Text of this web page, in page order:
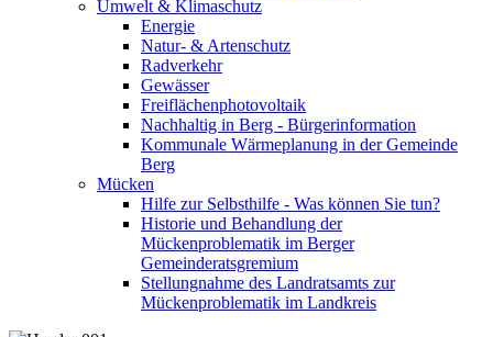
Umwelt & Klimaschutz
Energie
Natur- & Artenschutz
Radverkehr
Gewässer
Freiflächenphotovoltaik
Nachhaltig in Berg - Bürgerinformation
Kommunale Wärmeplanung in der Gemeinde
Berg
Mücken
Hilfe zur Selbsthilfe - Was können Sie tun?
Historie und Behandlung der
Mückenproblematik im Berger
Gemeinderatsgremium
Stellungnahme des Landratsamts zur
Mückenproblematik im Landkreis